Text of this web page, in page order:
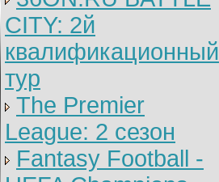
CITY: 2й
квалификационный
тур
The Premier
League: 2 cезон
Fantasy Football -